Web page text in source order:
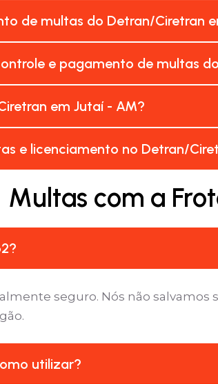
de multas do Detran/Ciretran
e pagamento de multas
em Jutaí - AM?
e licenciamento no Detran/
Multas com a
seguro. Nós não
utilizar?